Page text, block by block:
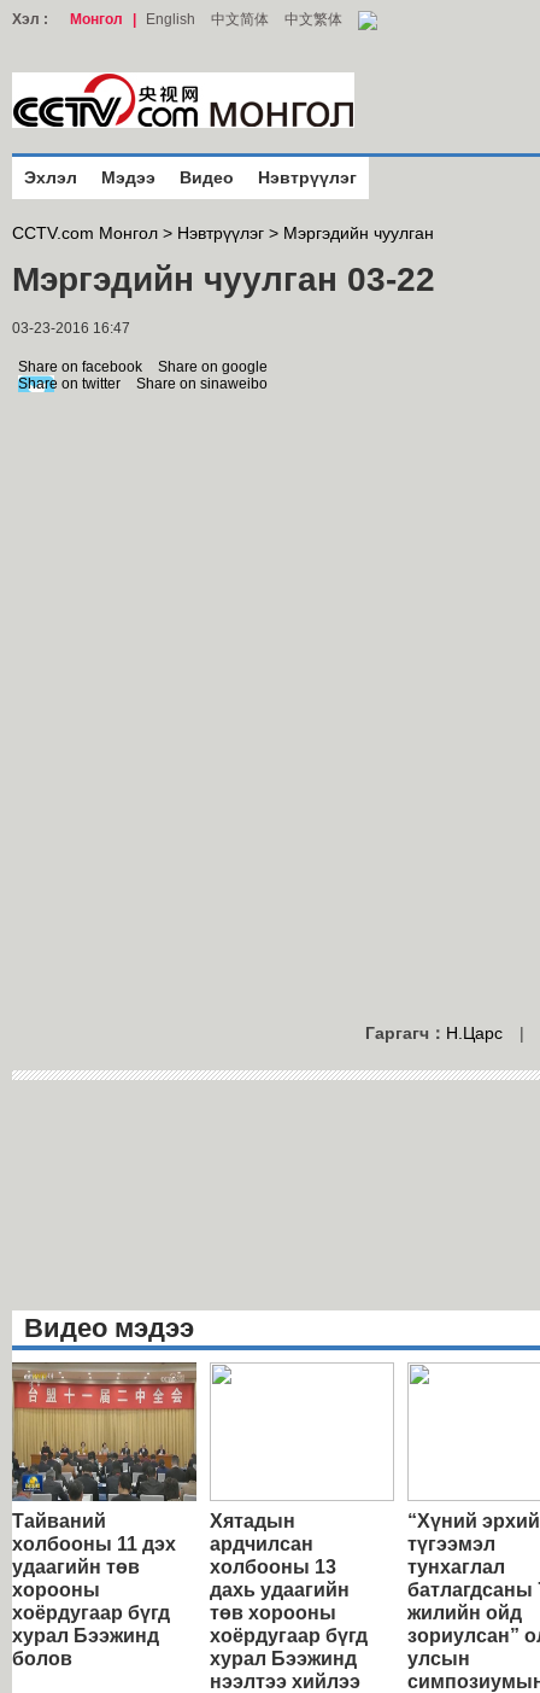
Хэл : Монгол English 中文简体 中文繁体
Эхлэл Мэдээ Видео Нэвтрүүлэг
CCTV.com Монгол > Нэвтрүүлэг > Мэргэдийн чуулган
Мэргэдийн чуулган 03-22
03-23-2016 16:47
Share on facebook
Share on google
Share on twitter
Share on sinaweibo
Гаргагч： Н.Царс |
Видео мэдээ
Тайваний
холбооны 11 дэх
удаагийн төв
хорооны
хоёрдугаар бүгд
хурал Бээжинд
болов
Хятадын
ардчилсан
холбооны 13
дахь удаагийн
төв хорооны
хоёрдугаар бүгд
хурал Бээжинд
нээлтээ хийлээ
“Хүний
түгээмэл
тунхаглал
батлагдсаны
жилийн ойд
зориулсан”
улсын